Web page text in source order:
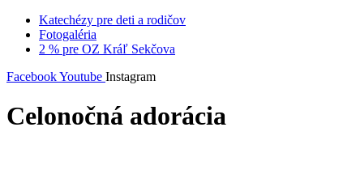
Katechézy pre deti a rodičov
Fotogaléria
2 % pre OZ Kráľ Sekčova
FacebookYoutube Instagram
Celonočná adorácia